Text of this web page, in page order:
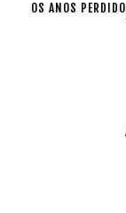
OS ANOS